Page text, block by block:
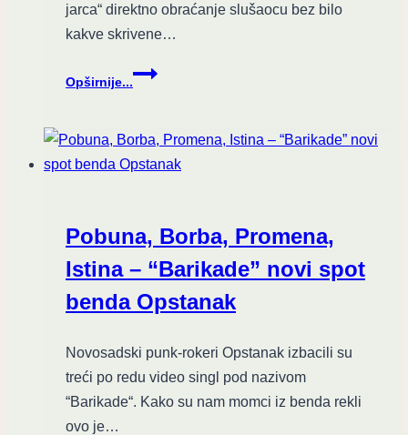
jarca“ direktno obraćanje slušaocu bez bilo
kakve skrivene…
Opširnije...
Havarija
EP
iz
Pobuna, Borba, Promena,
Istina – “Barikade” novi spot
benda Opstanak
Novosadski punk-rokeri Opstanak izbacili su
treći po redu video singl pod nazivom
“Barikade“. Kako su nam momci iz benda rekli
ovo je…